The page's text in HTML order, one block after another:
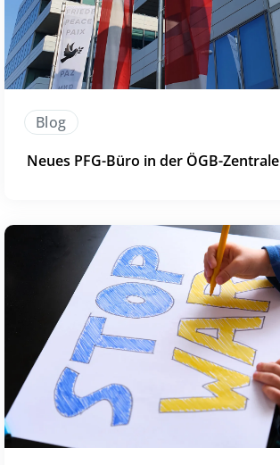
Blog
Neues PFG-Büro in der ÖGB-Zentrale